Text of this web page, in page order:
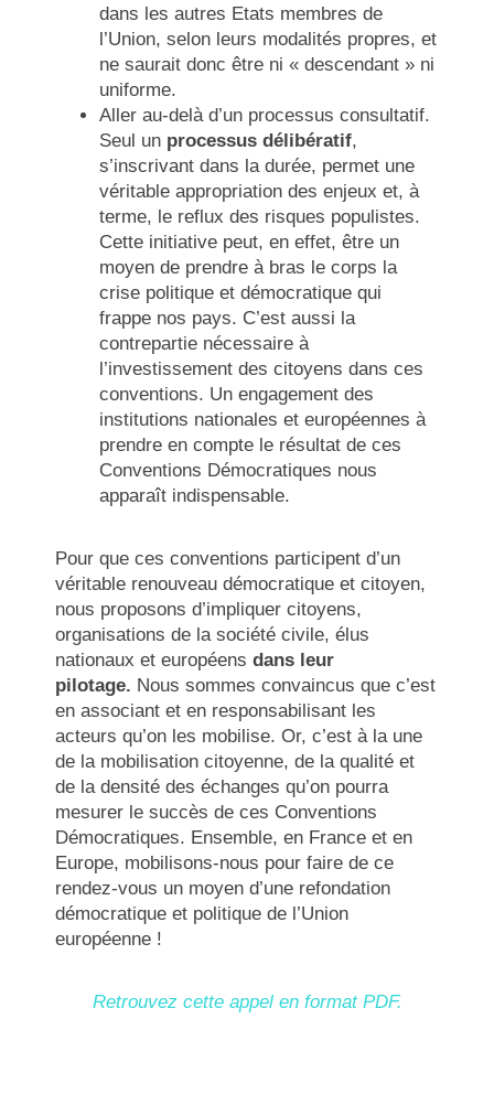
dans les autres Etats membres de
l’Union, selon leurs modalités propres, et
ne saurait donc être ni « descendant » ni
uniforme.
Aller au-delà d’un processus consultatif.
Seul un processus délibératif,
s’inscrivant dans la durée, permet une
véritable appropriation des enjeux et, à
terme, le reflux des risques populistes.
Cette initiative peut, en effet, être un
moyen de prendre à bras le corps la
crise politique et démocratique qui
frappe nos pays. C’est aussi la
contrepartie nécessaire à
l’investissement des citoyens dans ces
conventions. Un engagement des
institutions nationales et européennes à
prendre en compte le résultat de ces
Conventions Démocratiques nous
apparaît indispensable.
Pour que ces conventions participent d’un
véritable renouveau démocratique et citoyen,
nous proposons d’impliquer citoyens,
organisations de la société civile, élus
nationaux et européensdans leur
pilotage. Nous sommes convaincus que c’est
en associant et en responsabilisant les
acteurs qu’on les mobilise. Or, c’est à la une
de la mobilisation citoyenne, de la qualité et
de la densité des échanges qu’on pourra
mesurer le succès de ces Conventions
Démocratiques. Ensemble, en France et en
Europe, mobilisons-nous pour faire de ce
rendez-vous un moyen d’une refondation
démocratique et politique de l’Union
européenne !
Retrouvez cette appel en format PDF.